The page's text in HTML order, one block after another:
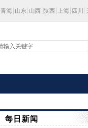
青海 山东 山西 陕西 上海 四川
每日新闻